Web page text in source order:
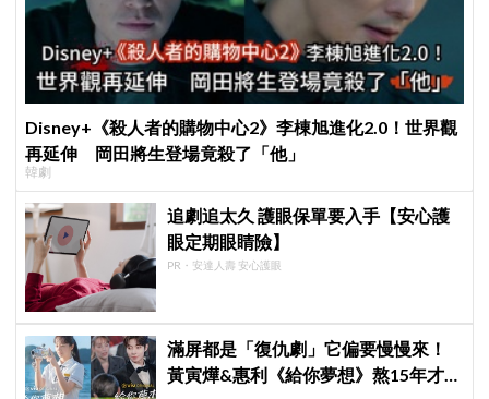
Disney+《殺人者的購物中心2》李棟旭進化2.0！世界觀
再延伸 岡田將生登場竟殺了「他」
韓劇
追劇追太久 護眼保單要入手【安心護
眼定期眼睛險】
PR・安達人壽 安心護眼
滿屏都是「復仇劇」它偏要慢慢來！
黃寅燁&惠利《給你夢想》熬15年才